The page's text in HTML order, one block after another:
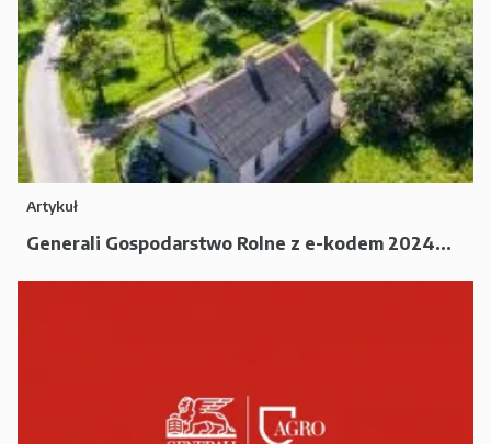
Artykuł
Generali Gospodarstwo Rolne z e-kodem 2024...